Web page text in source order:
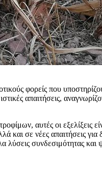
φορείς που
απαιτήσεις,
αυτές οι εξελίξεις
και σε νέες απαιτήσεις για
συνδεσιμότητας και